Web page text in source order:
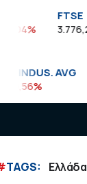
FTSE
3.776,27
INDUS. AVG
-0,56%
TAGS: Ελλάδα